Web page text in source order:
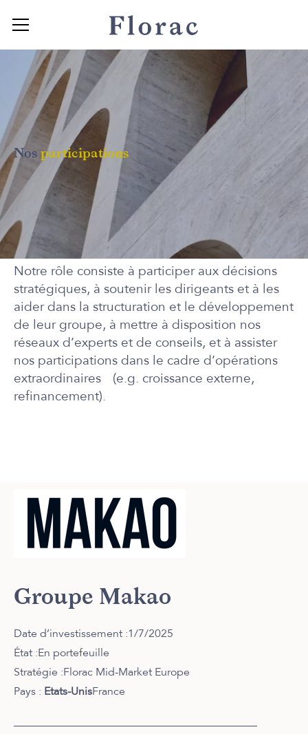
Nos participations
Notre rôle consiste à participer aux décisions
stratégiques, à soutenir les dirigeants et à les
aiderdans la structuration et le développement
de leur groupe, à mettre à disposition nos
réseaux d’experts et de conseils, et à assister
nos participations dans le cadre d’opérations
extraordinaires (e.g. croissance externe,
refinancement).
Groupe Makao
Date d’investissement :1/7/2025
État :En portefeuille
Stratégie :Florac Mid-Market Europe
Pays : Etats-UnisFrance